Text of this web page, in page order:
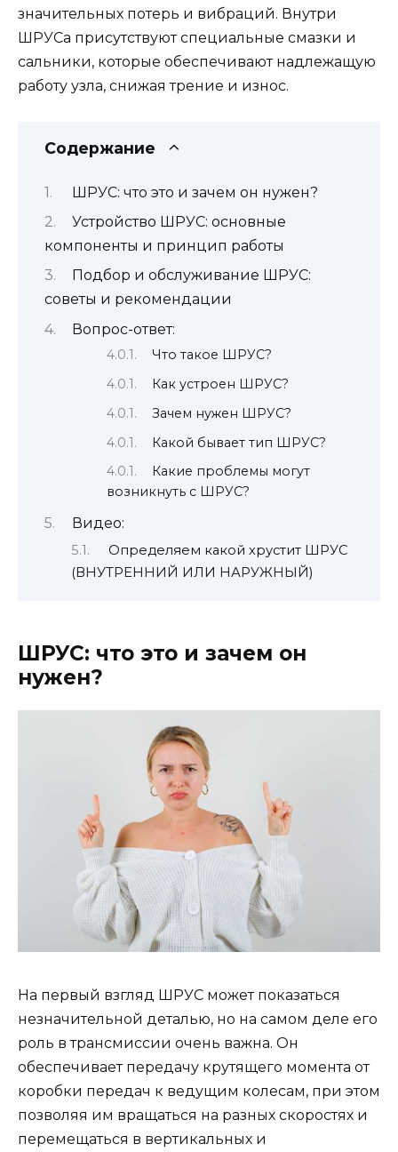
значительных потерь и вибраций. Внутри
ШРУСа присутствуют специальные смазки и
сальники, которые обеспечивают надлежащую
работу узла, снижая трение и износ.
Содержание
ШРУС: что это и зачем он нужен?
Устройство ШРУС: основные
компоненты и принцип работы
Подбор и обслуживание ШРУС:
советы и рекомендации
Вопрос-ответ:
Что такое ШРУС?
Как устроен ШРУС?
Зачем нужен ШРУС?
Какой бывает тип ШРУС?
Какие проблемы могут
возникнуть с ШРУС?
Видео:
Определяем какой хрустит ШРУС
(ВНУТРЕННИЙ ИЛИ НАРУЖНЫЙ)
ШРУС: что это и зачем он
нужен?
На первый взгляд ШРУС может показаться
незначительной деталью, но на самом деле его
роль в трансмиссии очень важна. Он
обеспечивает передачу крутящего момента от
коробки передач к ведущим колесам, при этом
позволяя им вращаться на разных скоростях и
перемещаться в вертикальных и